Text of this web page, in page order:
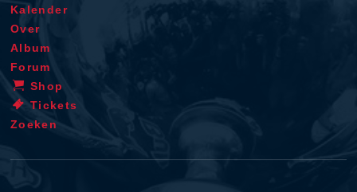
Kalender
Over
Album
Forum
Shop
Tickets
Zoeken